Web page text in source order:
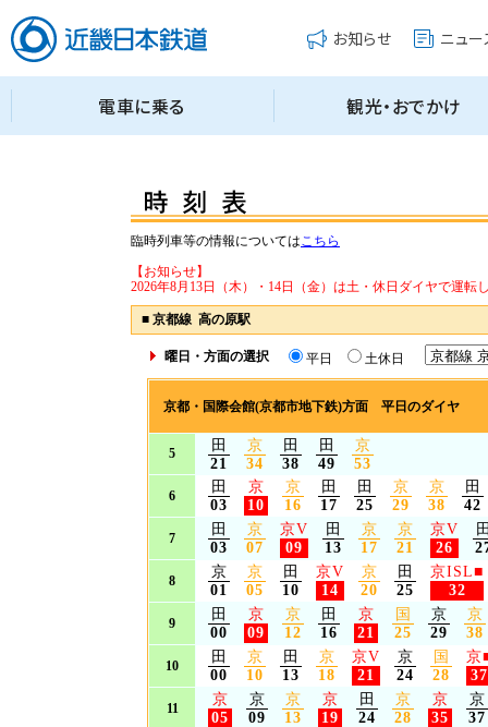
臨時列車等の情報についてはこちら
【お知らせ】
2026年8月13日（木）・14日（金）は土・休日ダイヤで運転
■ 京都線 高の原駅
曜日・方面の選択 平日 土休日
京都・国際会館(京都市地下鉄)方面 平日のダイヤ
5
田
21
京
34
田
38
田
49
京
53
6
田
03
京
10
京
16
田
17
田
25
京
29
京
38
田
42
7
田
03
京
07
京V
09
田
13
京
17
京
21
京V
26
8
京
01
京
05
田
10
京V
14
京
20
田
25
京ISL■
32
9
田
00
京
09
京
12
田
16
京
21
国
25
京
29
京
38
10
田
00
京
10
田
13
京
18
京V
21
京
24
国
28
京
37
11
京
05
京
09
京
13
京
19
田
24
京
28
京
35
京
37